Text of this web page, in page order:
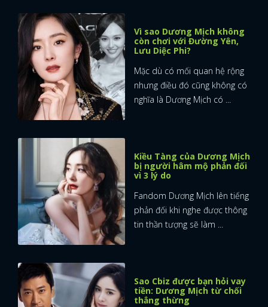
Vì sao Dương Mịch không
còn chơi với Đường Yên,
Lưu Diệc Phi?
Mặc dù có mối quan hệ rộng
nhưng điều đó cũng không có
nghĩa là Dương Mịch có ...
Kiều Tàng của Dương Mịch
bị người hâm mộ phản đối
vì 3 lý do
Fandom Dương Mịch lên tiếng
phản đối khi nghe được thông
tin thần tượng sẽ làm ...
Sao Cbiz được bạn hỏi vay
tiền: Dương Mịch từ chối
thẳng thừng